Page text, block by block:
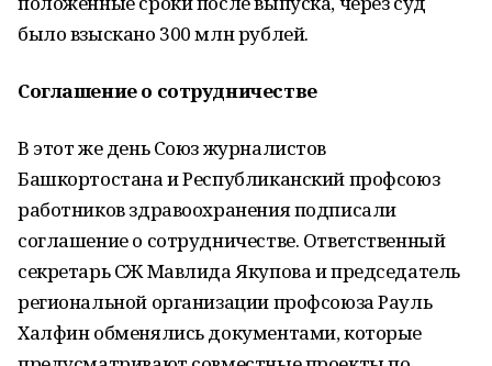
было взыскано 300 млн рублей.
Соглашение о сотрудничестве
В этот же день Союз журналистов
Башкортостана и Республиканский профсоюз
работников здравоохранения подписали
соглашение о сотрудничестве. Ответственный
секретарь СЖ Мавлида Якупова и председатель
региональной организации профсоюза Рауль
Халфин обменялись документами, которые